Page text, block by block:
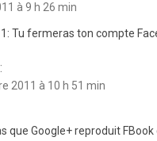
à 9 h 26 min
Tu fermeras ton compte
2011 à 10 h 51 min
que Google+ reproduit FBook